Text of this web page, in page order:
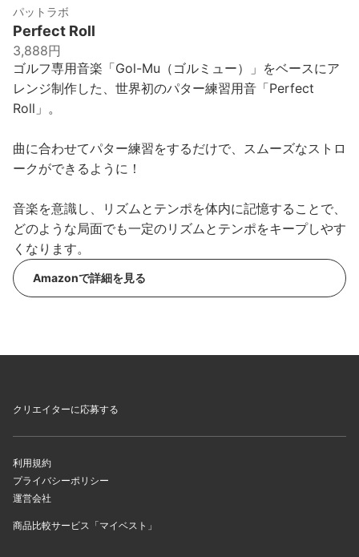
パットラボ
Perfect Roll
3,888円
ゴルフ専用音楽「Gol-Mu（ゴルミュー）」をベースにア
レンジ制作した、世界初のパター練習用音「Perfect
Roll」。
曲に合わせてパター練習をするだけで、スムーズなストロ
ークができるように！
音楽を意識し、リズムとテンポを体内に記憶することで、
どのような局面でも一定のリズムとテンポをキープしやす
くなります。
Amazonで詳細を見る
クリエイターに応募する
利用規約
プライバシーポリシー
運営会社
商品比較サービス「マイベスト」